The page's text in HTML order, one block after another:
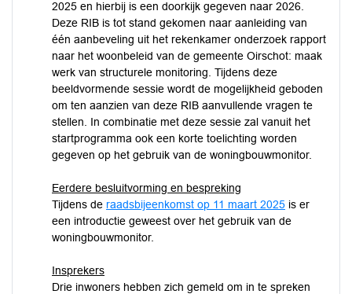
2025 en hierbij is een doorkijk gegeven naar 2026.
Deze RIB is tot stand gekomen naar aanleiding van
één aanbeveling uit het rekenkamer onderzoek rapport
naar het woonbeleid van de gemeente Oirschot: maak
werk van structurele monitoring. Tijdens deze
beeldvormende sessie wordt de mogelijkheid geboden
om ten aanzien van deze RIB aanvullende vragen te
stellen. In combinatie met deze sessie zal vanuit het
startprogramma ook een korte toelichting worden
gegeven op het gebruik van de woningbouwmonitor.
Eerdere besluitvorming en bespreking
Tijdens de raadsbijeenkomst op 11 maart 2025 is er
een introductie geweest over het gebruik van de
woningbouwmonitor.
Insprekers
Drie inwoners hebben zich gemeld om in te spreken